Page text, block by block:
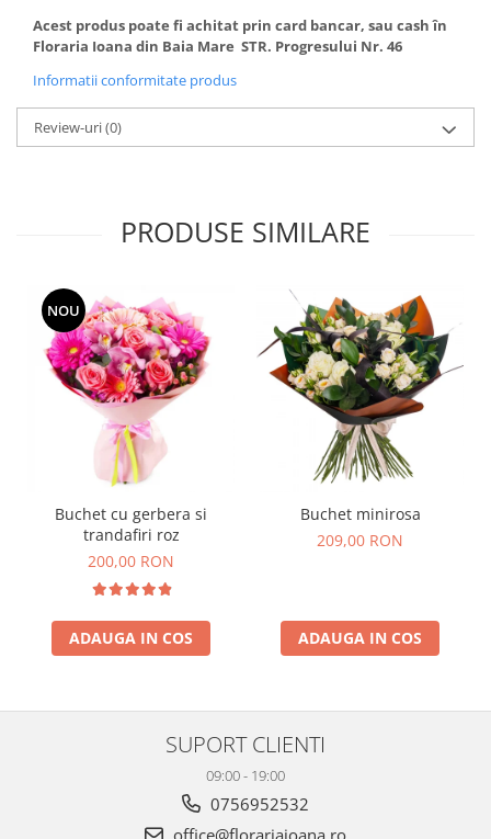
Acest produs poate fi achitat prin card bancar, sau cash în
Floraria Ioana din Baia Mare STR. Progresului Nr. 46
Informatii conformitate produs
Review-uri(0)
PRODUSE SIMILARE
NOU
Buchet cu gerbera si
trandafiri roz
200,00 RON
ADAUGA IN COS
Buchet minirosa
209,00 RON
ADAUGA IN COS
SUPORT CLIENTI
09:00 - 19:00
0756952532